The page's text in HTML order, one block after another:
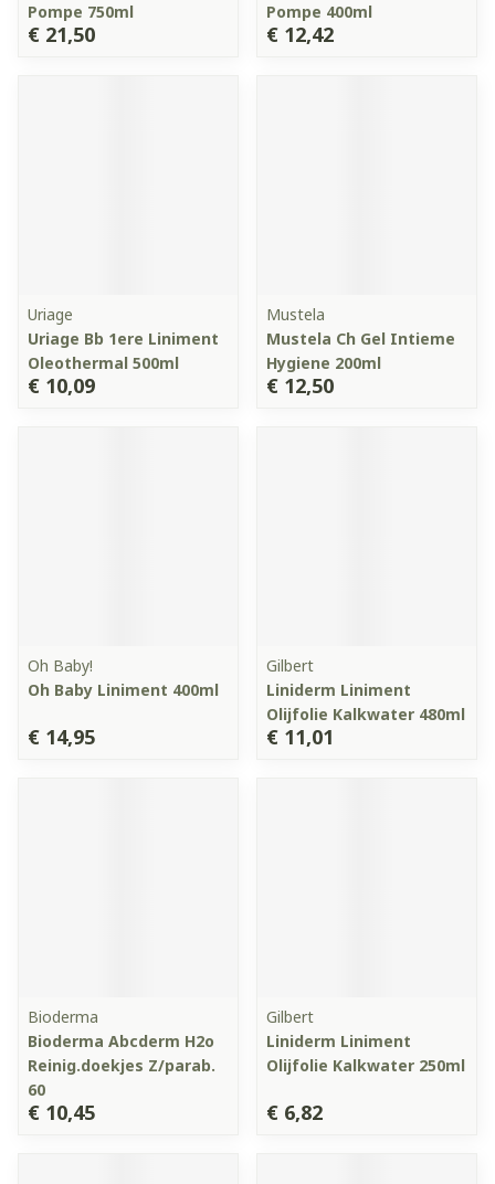
Pompe 750ml
€ 21,50
Pompe 400ml
€ 12,42
Uriage
Uriage Bb 1ere Liniment
Oleothermal 500ml
€ 10,09
Mustela
Mustela Ch Gel Intieme
Hygiene 200ml
€ 12,50
Oh Baby!
Oh Baby Liniment 400ml
€ 14,95
Gilbert
Liniderm Liniment
Olijfolie Kalkwater 480ml
€ 11,01
Bioderma
Bioderma Abcderm H2o
Reinig.doekjes Z/parab.
60
€ 10,45
Gilbert
Liniderm Liniment
Olijfolie Kalkwater 250ml
€ 6,82